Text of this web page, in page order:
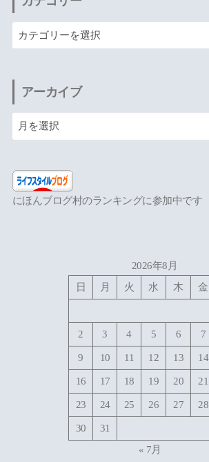
アーカイブ
にほんブログ村のランキングに参加中です
2026年8月
日
月 火 水 木 金
2 3 4 5 6 7
9 10 11 12 13 14
16 17 18 19 20 21
23 24 25 26 27 28
30
31
« 7月